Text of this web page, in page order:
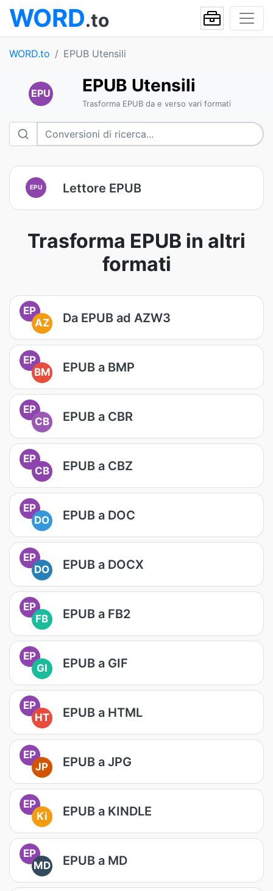
WORD.to
WORD.to EPUB Utensili
EPU EPUB Utensili
Trasforma EPUB da e verso vari formati
EPU Lettore EPUB
Trasforma EPUB in altri
formati
EP
AZ
Da EPUB ad AZW3
EP
BM
EPUB a BMP
EP
CB
EPUB a CBR
EP
CB
EPUB a CBZ
EP
DO
EPUB a DOC
EP
DO
EPUB a DOCX
EP
FB
EPUB a FB2
EP
GI
EPUB a GIF
EP
HT
EPUB a HTML
EP
JP
EPUB a JPG
EP
Ki
EPUB a KINDLE
EP
MD
EPUB a MD